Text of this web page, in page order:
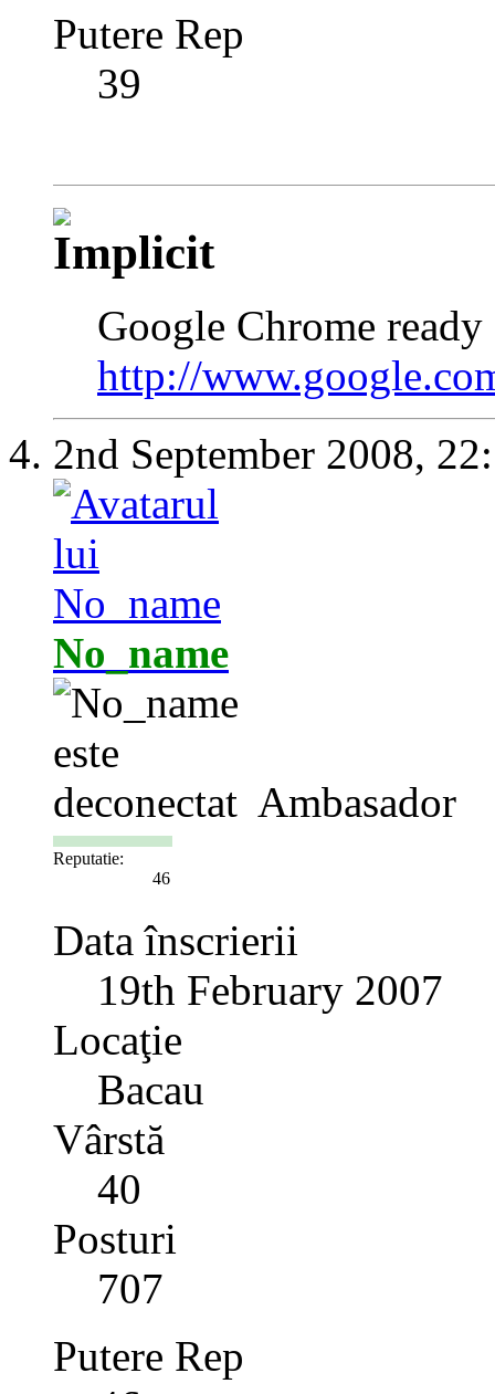
Putere Rep
39
Google Chrome
http://
2nd September 2008,
No_name
Ambasador
Reputatie:
46
Data înscrierii
19th February 2007
Locaţie
Bacau
Vârstă
40
Posturi
707
Putere Rep